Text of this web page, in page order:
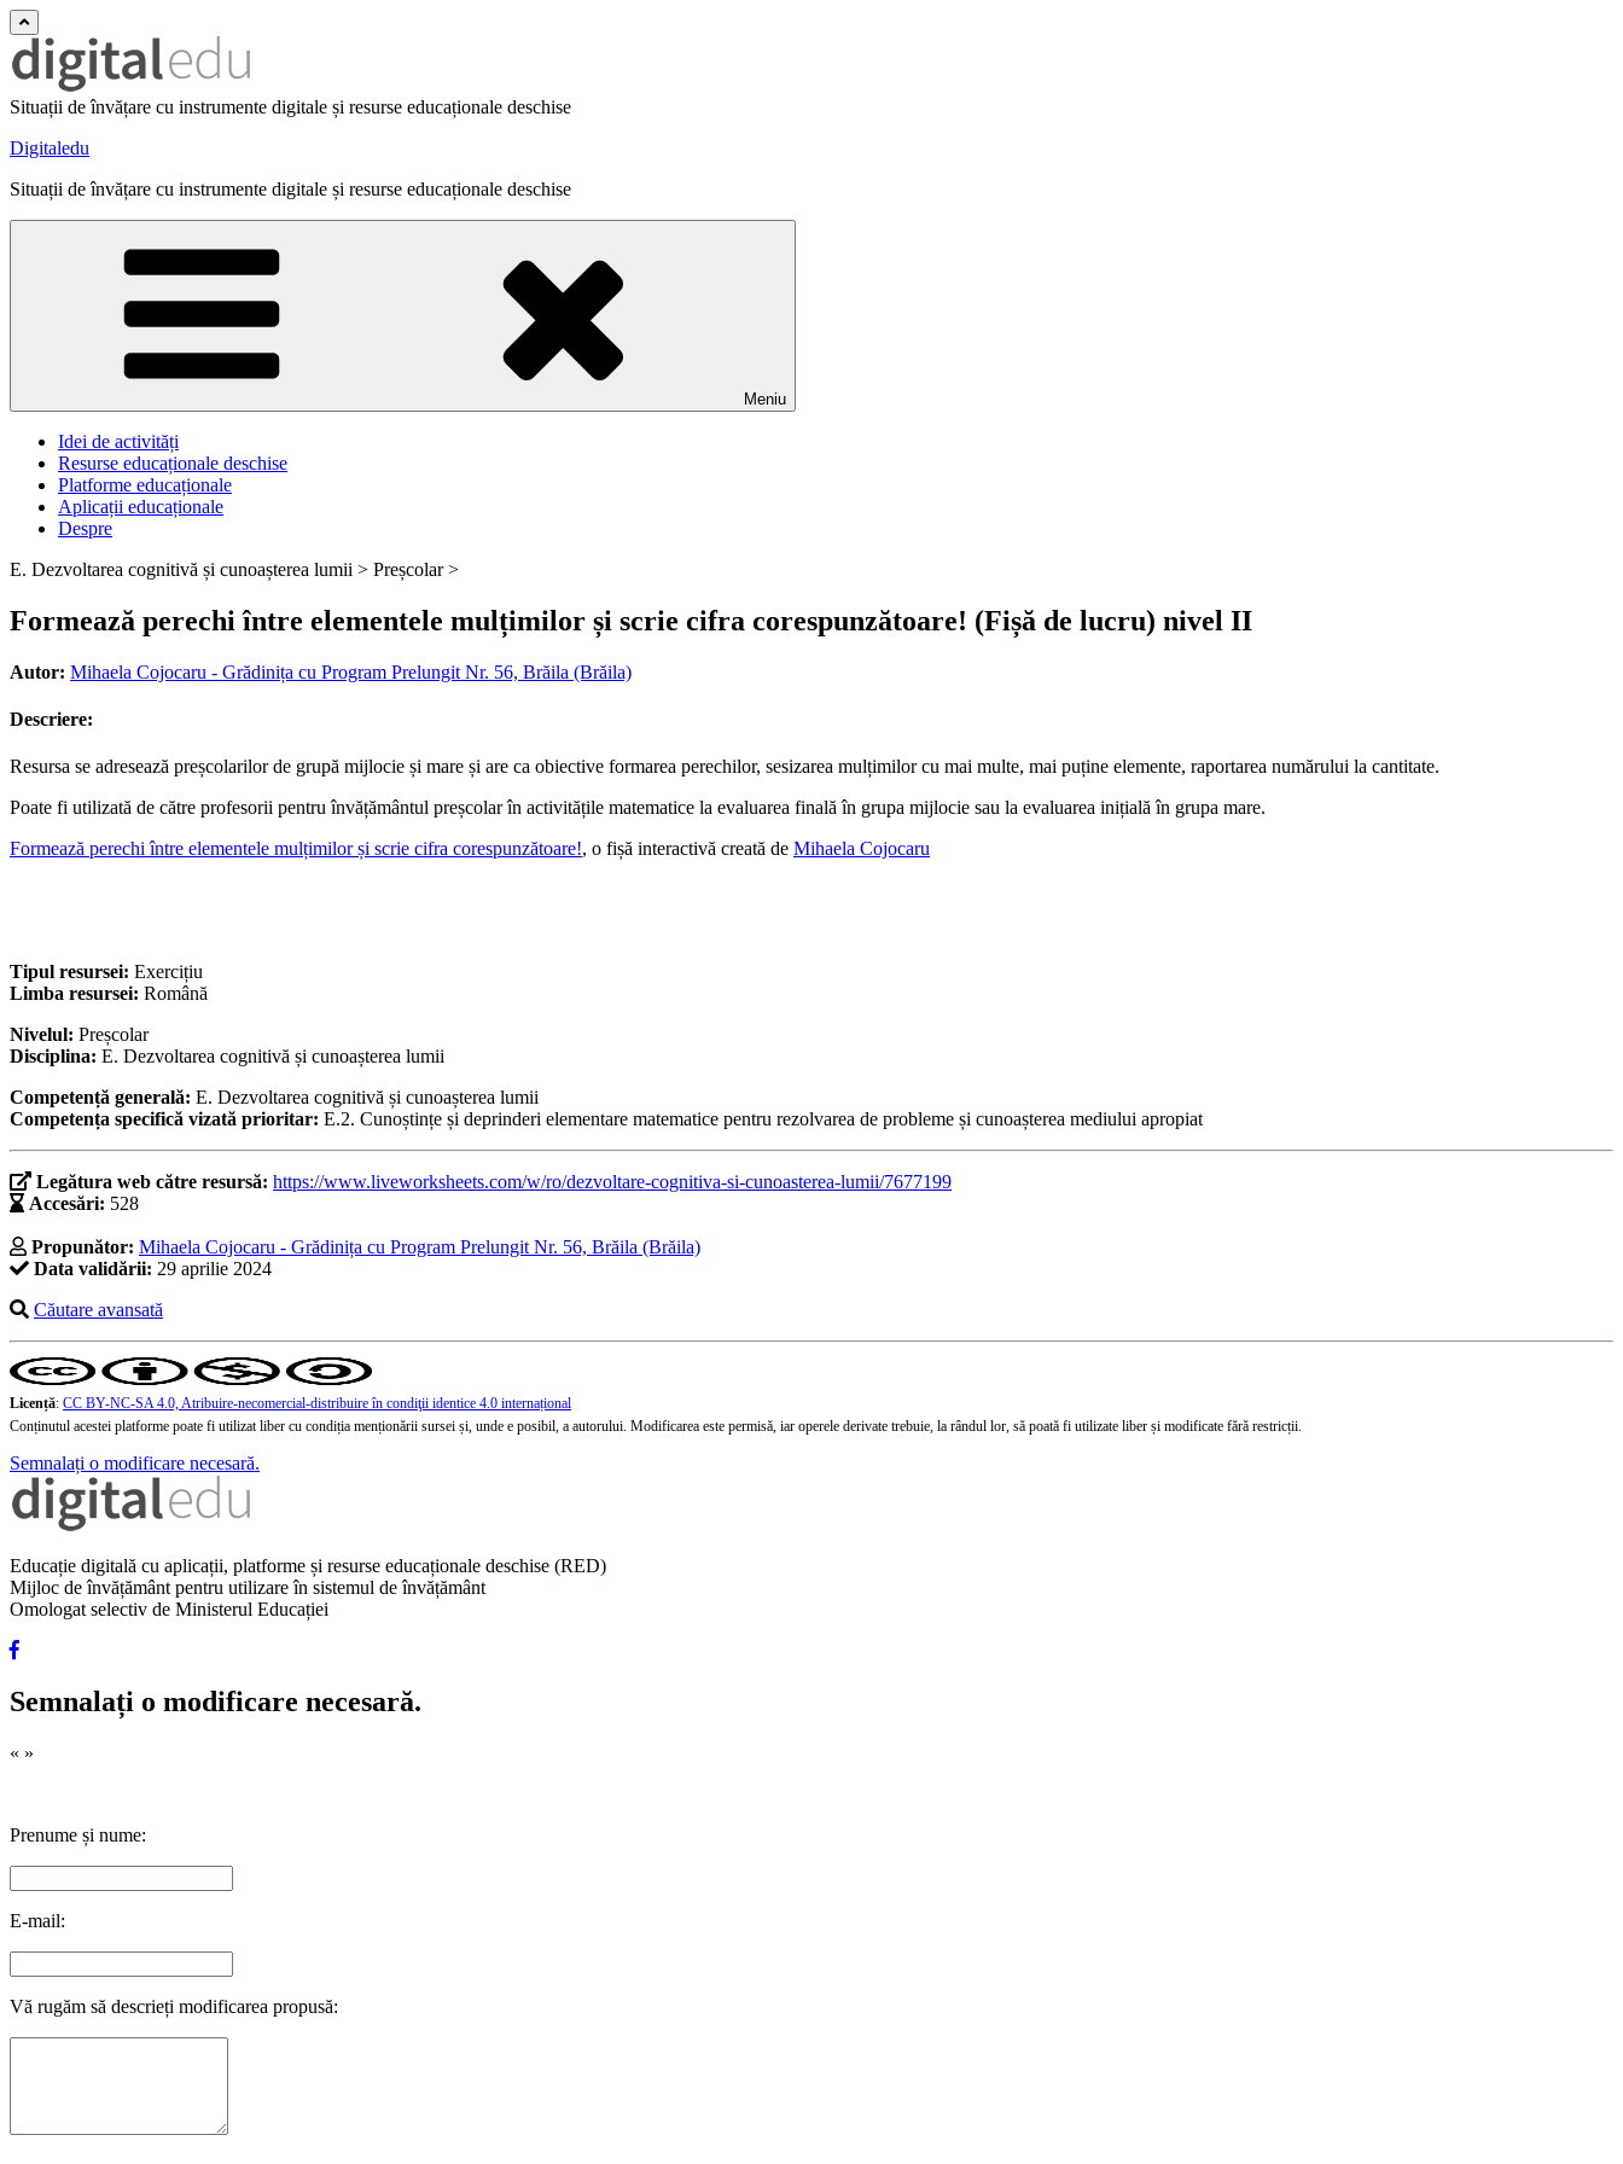
Situații de învățare cu instrumente digitale și resurse educaționale deschise
Digitaledu
Situații de învățare cu instrumente digitale și resurse educaționale deschise
Meniu
Idei de activități
Resurse educaționale deschise
Platforme educaționale
Aplicații educaționale
Despre
E. Dezvoltarea cognitivă și cunoașterea lumii > Preșcolar >
Formează perechi între elementele mulțimilor și scrie cifra corespunzătoare! (Fișă de lucru) nivel II
Autor: Mihaela Cojocaru - Grădinița cu Program Prelungit Nr. 56, Brăila (Brăila)
Descriere:
Resursa se adresează preșcolarilor de grupă mijlocie și mare și are ca obiective formarea perechilor, sesizarea mulțimilor cu mai multe, mai puține elemente, raportarea numărului la cantitate.
Poate fi utilizată de către profesorii pentru învățământul preșcolar în activitățile matematice la evaluarea finală în grupa mijlocie sau la evaluarea inițială în grupa mare.
Formează perechi între elementele mulțimilor și scrie cifra corespunzătoare!, o fișă interactivă creată de Mihaela Cojocaru
Tipul resursei: Exercițiu
Limba resursei: Română
Nivelul: Preșcolar
Disciplina: E. Dezvoltarea cognitivă și cunoașterea lumii
Competență generală: E. Dezvoltarea cognitivă și cunoașterea lumii
Competența specifică vizată prioritar: E.2. Cunoștințe și deprinderi elementare matematice pentru rezolvarea de probleme și cunoașterea mediului apropiat
Legătura web către resursă: https://www.liveworksheets.com/w/ro/dezvoltare-cognitiva-si-cunoasterea-lumii/7677199
Accesări: 528
Propunător: Mihaela Cojocaru - Grădinița cu Program Prelungit Nr. 56, Brăila (Brăila)
Data validării: 29 aprilie 2024
Căutare avansată
Licență: CC BY-NC-SA 4.0, Atribuire-necomercial-distribuire în condiţii identice 4.0 internațional
Conținutul acestei platforme poate fi utilizat liber cu condiția menționării sursei și, unde e posibil, a autorului. Modificarea este permisă, iar operele derivate trebuie, la rândul lor, să poată fi utilizate liber și modificate fără restricții.
Semnalați o modificare necesară.
Educație digitală cu aplicații, platforme și resurse educaționale deschise (RED)
Mijloc de învățământ pentru utilizare în sistemul de învățământ
Omologat selectiv de Ministerul Educației
Semnalați o modificare necesară.
« »
Prenume și nume:
E-mail:
Vă rugăm să descrieți modificarea propusă: